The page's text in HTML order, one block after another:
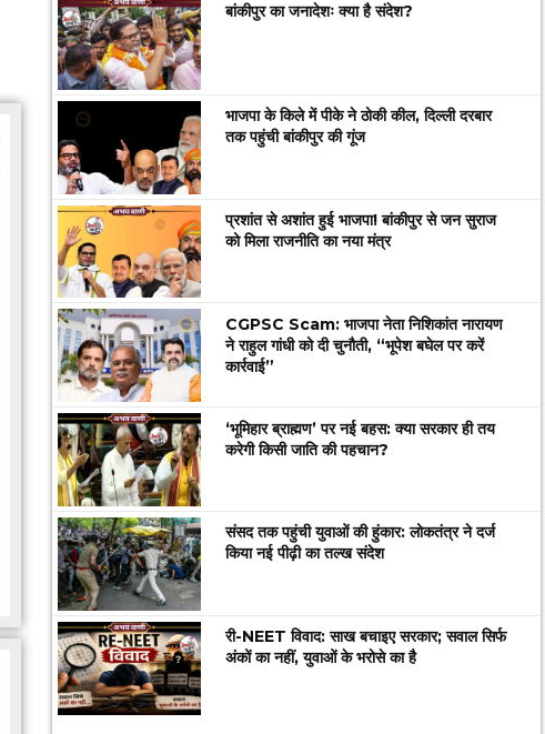
बांकीपुर का जनादेशः क्या है संदेश?
भाजपा के किले में पीके ने ठोकी कील, दिल्ली दरबार
तक पहुंची बांकीपुर की गूंज
प्रशांत से अशांत हुई भाजपा! बांकीपुर से जन सुराज
को मिला राजनीति का नया मंत्र
CGPSC Scam: भाजपा नेता निशिकांत नारायण
ने राहुल गांधी को दी चुनौती, “भूपेश बघेल पर करें
कार्रवाई”
‘भूमिहार ब्राह्मण’ पर नई बहस: क्या सरकार ही तय
करेगी किसी जाति की पहचान?
संसद तक पहुंची युवाओं की हुंकार: लोकतंत्र ने दर्ज
किया नई पीढ़ी का तल्ख संदेश
री-NEET विवाद: साख बचाइए सरकार; सवाल सिर्फ
अंकों का नहीं, युवाओं के भरोसे का है